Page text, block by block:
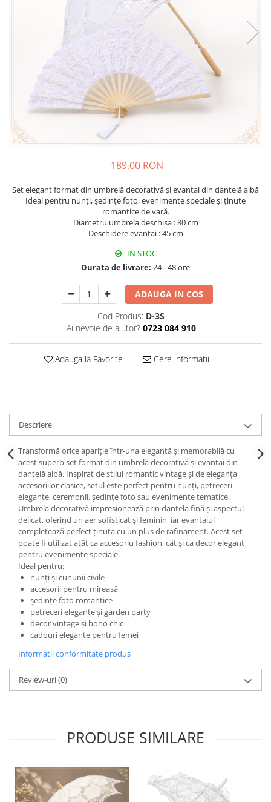
Papioane Cu Model
Cravate Ascot Matase
Esarfe Matase & Vascoza
Butoni & Ace De Cravata
Bijuterii
Portofele & Genti
Cutii Muzicale
Mic Mobilier & Organizare
Aromaterapie
De Gradina
De Sezon
Figurine Spargatorul De Nuci
Figurine & Plusuri
Servire Masa Craciun
Cani & Cesti Craciun
Sweet Wonderland
Decoratiuni Muzicale
Decoratiuni Luminoase
Coronite & Ghirlande
Accesorii Servire Argintate
Depozitare Alimente &
Condimente
Utile In Bucatarie
189,00 RON
Set elegant format din umbrelă decorativă și evantai din dantelă albă
Ideal pentru nunți, ședințe foto, evenimente speciale și ținute
romantice de vară.
Diametru umbrela deschisa : 80 cm
Deschidere evantai : 45 cm
IN STOC
Durata de livrare: 24 - 48 ore
ADAUGA IN COS
Cod Produs: D-3S
Ai nevoie de ajutor? 0723 084 910
Adauga la Favorite Cere informatii
Descriere
Transformă orice apariție într-una elegantă și memorabilă cu
acest superb set format din umbrelă decorativă și evantai din
dantelă albă. Inspirat de stilul romantic vintage și de eleganța
accesoriilor clasice, setul este perfect pentru nunți, petreceri
elegante, ceremonii, ședințe foto sau evenimente tematice.
Umbrela decorativă impresionează prin dantela fină și aspectul
delicat, oferind un aer sofisticat și feminin, iar evantaiul
completează perfect ținuta cu un plus de rafinament. Acest set
poate fi utilizat atât ca accesoriu fashion, cât și ca decor elegant
pentru evenimente speciale.
Ideal pentru:
nunți și cununii civile
accesorii pentru mireasă
ședințe foto romantice
petreceri elegante și garden party
decor vintage și boho chic
cadouri elegante pentru femei
Informatii conformitate produs
Review-uri(0)
PRODUSE SIMILARE